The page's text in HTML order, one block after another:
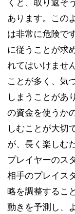
くと、取り返そ
あります。この
は非常に危険で
に従うことが求
れてはいけませ
ことが多く、気
しまうことがあ
の資金を使うか
しむことが大切
が、長く楽しむ
プレイヤーのス
相手のプレイス
略を調整するこ
動きを予測し、